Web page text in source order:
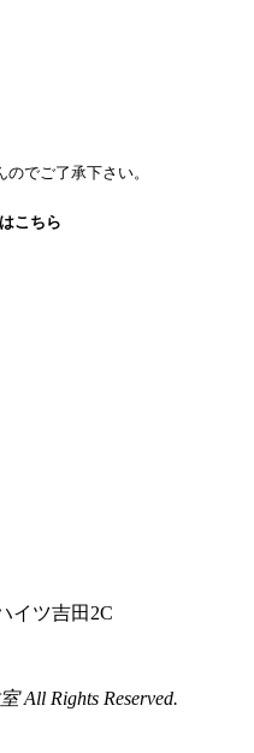
でご了承下さい。
こちら
イツ吉田2C
All Rights Reserved.